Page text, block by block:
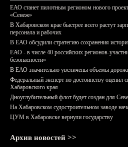
ЕАО станет пилотным регионом нового
«Сенеж»
В Хабаровском крае быстрее всего растут
персонала и рабочих
В ЕАО обсудили стратегию сохранения
ЕАО - в числе 40 российских регионов-
безопасности»
В ЕАО значительно увеличены объемы
Федеральный эксперт по достоинству оценил
Хабаровского края
Дноуглубительный флот будет создан для
На Хабаровском судостроительном заводе
ЦУМ в Хабаровске вернули государству
Архив новостей >>